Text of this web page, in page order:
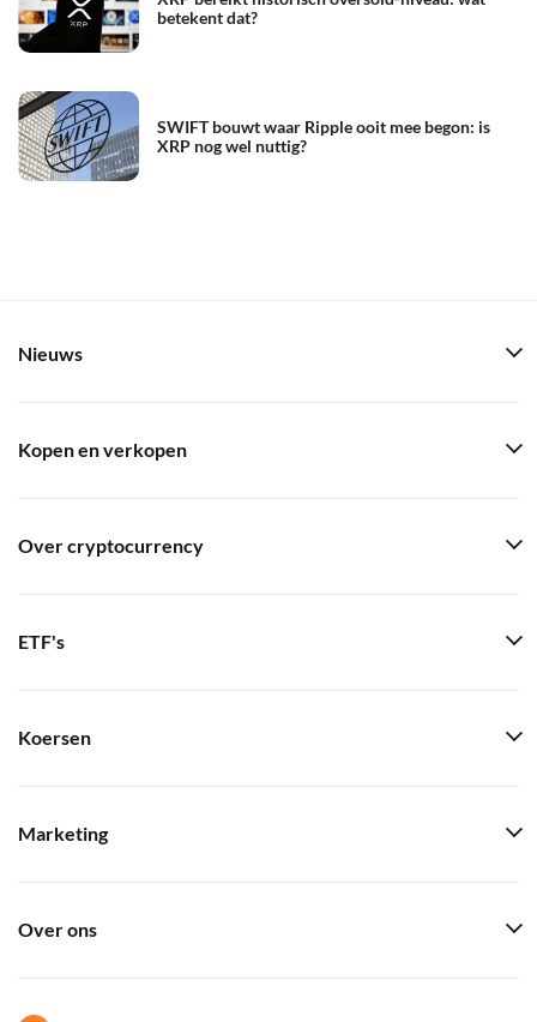
betekent dat?
SWIFT bouwt waar Ripple ooit mee begon: is
XRP nog wel nuttig?
Nieuws
Kopen en verkopen
Over cryptocurrency
ETF's
Koersen
Marketing
Over ons